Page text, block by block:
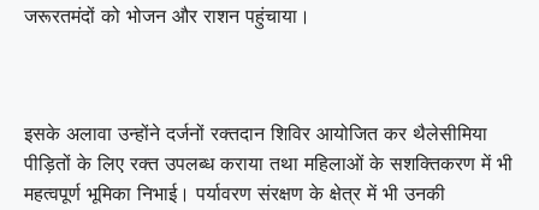
जरूरतमंदों को भोजन और राशन पहुंचाया।
इसके अलावा उन्होंने दर्जनों रक्तदान शिविर आयोजित कर थैलेसीमिया
पीड़ितों के लिए रक्त उपलब्ध कराया तथा महिलाओं के सशक्तिकरण में भी
महत्वपूर्ण भूमिका निभाई। पर्यावरण संरक्षण के क्षेत्र में भी उनकी